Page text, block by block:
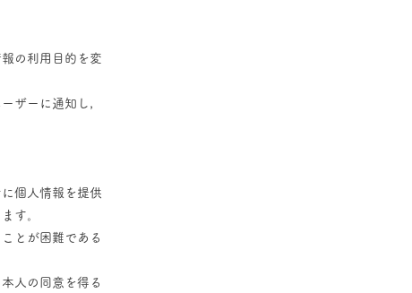
の利用目的を変
ザーに通知し，
個人情報を提供
す。
とが困難である
人の同意を得る